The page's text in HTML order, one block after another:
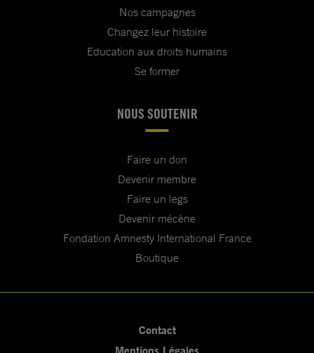
Nos campagnes
Changez leur histoire
Education aux droits humains
Se former
NOUS SOUTENIR
Faire un don
Devenir membre
Faire un legs
Devenir mécène
Fondation Amnesty International France
Boutique
Contact
Mentions Légales